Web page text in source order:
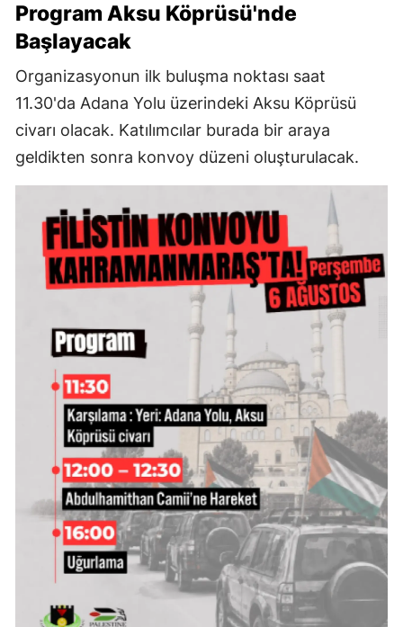
Program Aksu Köprüsü'nde
Başlayacak
Organizasyonun ilk buluşma noktası saat
11.30'da Adana Yolu üzerindeki Aksu Köprüsü
civarı olacak. Katılımcılar burada bir araya
geldikten sonra konvoy düzeni oluşturulacak.